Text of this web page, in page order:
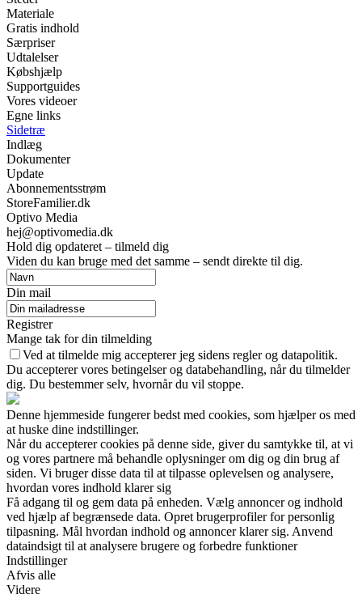
Materiale
Gratis indhold
Særpriser
Udtalelser
Købshjælp
Supportguides
Vores videoer
Egne links
Sidetræ
Indlæg
Dokumenter
Update
Abonnementsstrøm
StoreFamilier.dk
Optivo Media
hej@optivomedia.dk
Hold dig opdateret – tilmeld dig
Viden du kan bruge med det samme – sendt direkte til dig.
Din mail
Registrer
Mange tak for din tilmelding
Ved at tilmelde mig accepterer jeg sidens regler og datapolitik.
Du accepterer vores betingelser og databehandling, når du tilmelder
dig. Du bestemmer selv, hvornår du vil stoppe.
Denne hjemmeside fungerer bedst med cookies, som hjælper os med
at huske dine indstillinger.
Når du accepterer cookies på denne side, giver du samtykke til, at vi
og vores partnere må behandle oplysninger om dig og din brug af
siden. Vi bruger disse data til at tilpasse oplevelsen og analysere,
hvordan vores indhold klarer sig
Få adgang til og gem data på enheden. Vælg annoncer og indhold
ved hjælp af begrænsede data. Opret brugerprofiler for personlig
tilpasning. Mål hvordan indhold og annoncer klarer sig. Anvend
dataindsigt til at analysere brugere og forbedre funktioner
Indstillinger
Afvis alle
Videre